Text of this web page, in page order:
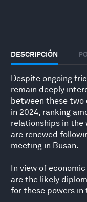
DESCRIPCIÓN
Despite ongoing
remain deeply
between these two
in 2024, ranking
relationships in the
are renewed
meeting in Busan.
In view of
are the likely
for these powers in